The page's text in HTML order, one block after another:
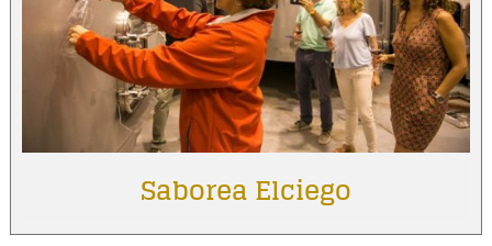
Saborea Elciego